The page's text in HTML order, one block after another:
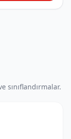
sınıflandırmalar.